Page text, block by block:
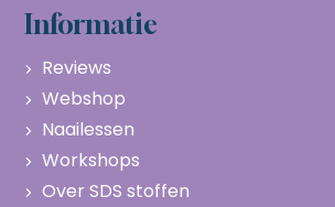
Informatie
Reviews
Webshop
Naailessen
Workshops
Over SDS stoffen